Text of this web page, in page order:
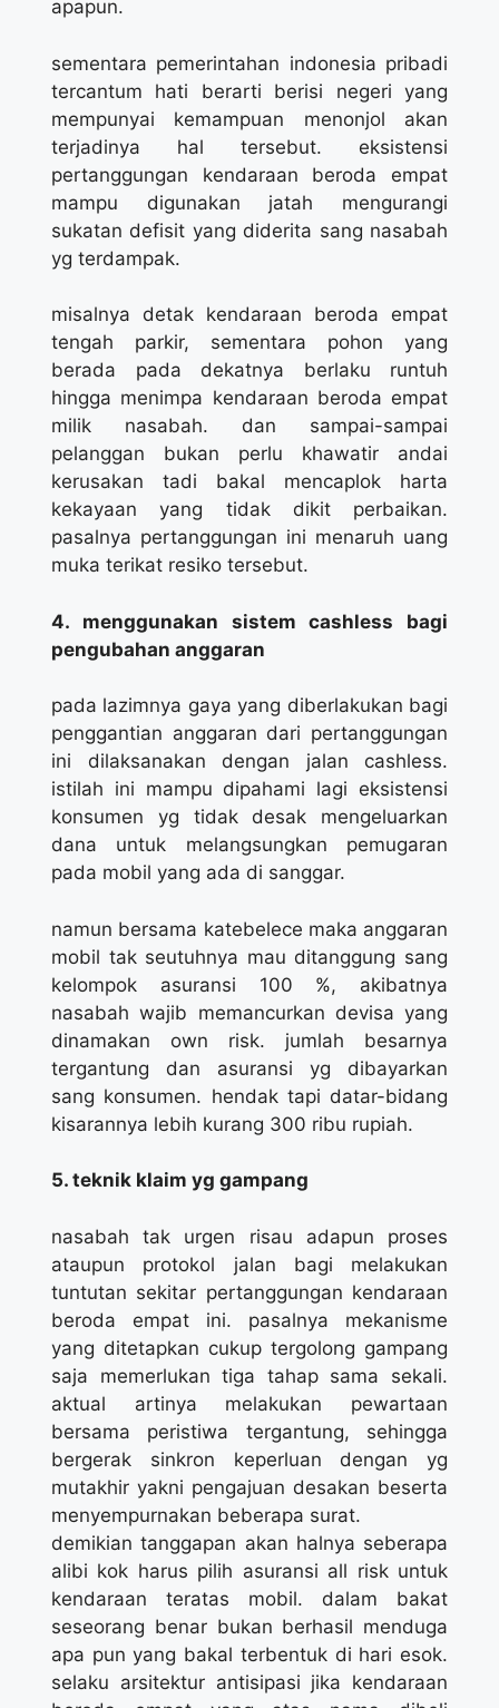
apapun.
sementara pemerintahan indonesia pribadi
tercantum hati berarti berisi negeri yang
mempunyai kemampuan menonjol akan
terjadinya hal tersebut. eksistensi
pertanggungan kendaraan beroda empat
mampu digunakan jatah mengurangi
sukatan defisit yang diderita sang nasabah
yg terdampak.
misalnya detak kendaraan beroda empat
tengah parkir, sementara pohon yang
berada pada dekatnya berlaku runtuh
hingga menimpa kendaraan beroda empat
milik nasabah. dan sampai-sampai
pelanggan bukan perlu khawatir andai
kerusakan tadi bakal mencaplok harta
kekayaan yang tidak dikit perbaikan.
pasalnya pertanggungan ini menaruh uang
muka terikat resiko tersebut.
4. menggunakan sistem cashless bagi
pengubahan anggaran
pada lazimnya gaya yang diberlakukan bagi
penggantian anggaran dari pertanggungan
ini dilaksanakan dengan jalan cashless.
istilah ini mampu dipahami lagi eksistensi
konsumen yg tidak desak mengeluarkan
dana untuk melangsungkan pemugaran
pada mobil yang ada di sanggar.
namun bersama katebelece maka anggaran
mobil tak seutuhnya mau ditanggung sang
kelompok asuransi 100 %, akibatnya
nasabah wajib memancurkan devisa yang
dinamakan own risk. jumlah besarnya
tergantung dan asuransi yg dibayarkan
sang konsumen. hendak tapi datar-bidang
kisarannya lebih kurang 300 ribu rupiah.
5. teknik klaim yg gampang
nasabah tak urgen risau adapun proses
ataupun protokol jalan bagi melakukan
tuntutan sekitar pertanggungan kendaraan
beroda empat ini. pasalnya mekanisme
yang ditetapkan cukup tergolong gampang
saja memerlukan tiga tahap sama sekali.
aktual artinya melakukan pewartaan
bersama peristiwa tergantung, sehingga
bergerak sinkron keperluan dengan yg
mutakhir yakni pengajuan desakan beserta
menyempurnakan beberapa surat.
demikian tanggapan akan halnya seberapa
alibi kok harus pilih asuransi all risk untuk
kendaraan teratas mobil. dalam bakat
seseorang benar bukan berhasil menduga
apa pun yang bakal terbentuk di hari esok.
selaku arsitektur antisipasi jika kendaraan